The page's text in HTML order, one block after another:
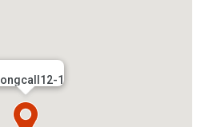
longcall12-1